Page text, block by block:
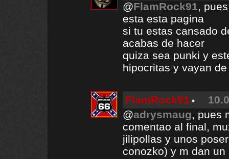
@FlamRock91,
esta esta pagina
si tu estas cansado
acabas de hacer
quiza sea punki y
hipocritas y vayan
FlamRock91
@adrysmaug, pues
comentao al final,
jilipollas y unos
conozko) y m dan